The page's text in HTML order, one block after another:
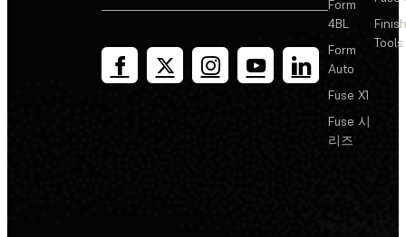
Form
4BL
Form
Auto
Fuse X1
Fuse 시
리즈
Tools